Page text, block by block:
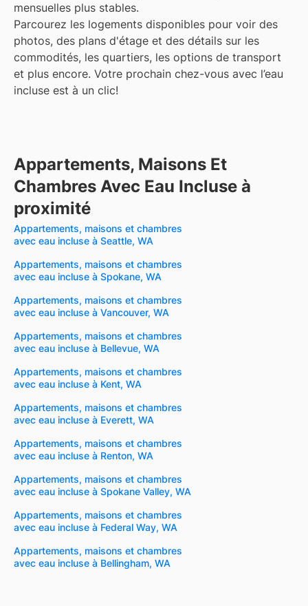
mensuelles plus stables.
Parcourez les logements disponibles pour voir des
photos, des plans d'étage et des détails sur les
commodités, les quartiers, les options de transport
et plus encore. Votre prochain chez-vous avec l’eau
incluse est à un clic!
Appartements, Maisons Et
Chambres Avec Eau Incluse à
proximité
Appartements, maisons et chambres
avec eau incluse à Seattle, WA
Appartements, maisons et chambres
avec eau incluse à Spokane, WA
Appartements, maisons et chambres
avec eau incluse à Vancouver, WA
Appartements, maisons et chambres
avec eau incluse à Bellevue, WA
Appartements, maisons et chambres
avec eau incluse à Kent, WA
Appartements, maisons et chambres
avec eau incluse à Everett, WA
Appartements, maisons et chambres
avec eau incluse à Renton, WA
Appartements, maisons et chambres
avec eau incluse à Spokane Valley, WA
Appartements, maisons et chambres
avec eau incluse à Federal Way, WA
Appartements, maisons et chambres
avec eau incluse à Bellingham, WA